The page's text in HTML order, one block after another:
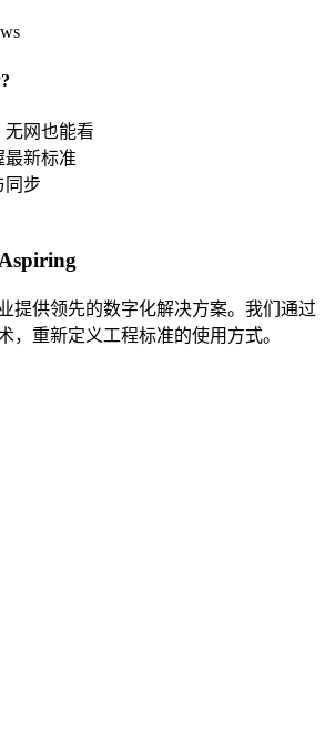
无网也能看
最新标准
同步
提供领先的数字化解决方案。我们通过
，重新定义工程标准的使用方式。